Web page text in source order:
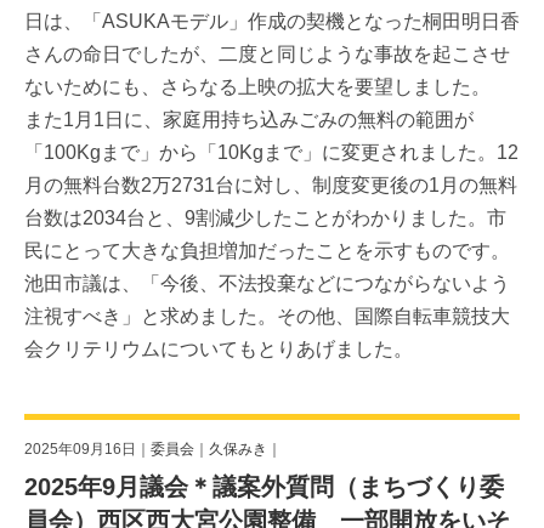
日は、「ASUKAモデル」作成の契機となった桐田明日香
さんの命日でしたが、二度と同じような事故を起こさせ
ないためにも、さらなる上映の拡大を要望しました。
また1月1日に、家庭用持ち込みごみの無料の範囲が
「100Kgまで」から「10Kgまで」に変更されました。12
月の無料台数2万2731台に対し、制度変更後の1月の無料
台数は2034台と、9割減少したことがわかりました。市
民にとって大きな負担増加だったことを示すものです。
池田市議は、「今後、不法投棄などにつながらないよう
注視すべき」と求めました。その他、国際自転車競技大
会クリテリウムについてもとりあげました。
2025年09月16日｜ 委員会 ｜ 久保みき ｜
2025年9月議会＊議案外質問（まちづくり委
員会）西区西大宮公園整備 一部開放をいそ